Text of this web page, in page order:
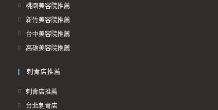
桃園美容院推薦
新竹美容院推薦
台中美容院推薦
高雄美容院推薦
刺青店推薦
刺青店推薦
台北刺青店